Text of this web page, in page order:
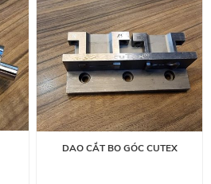
DAO CẮT BO GÓC CUTEX